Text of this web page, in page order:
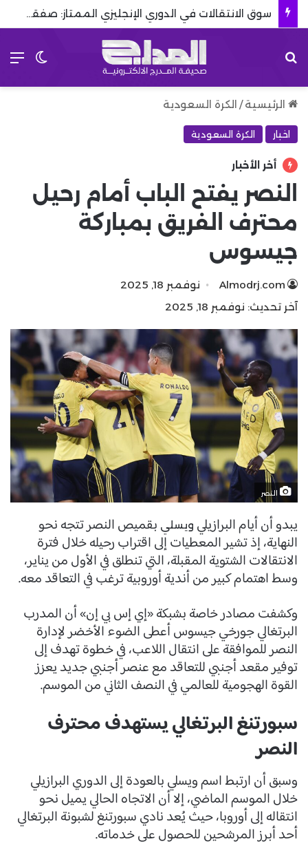
سوق الانتقالات في الدوري الإنجليزي الممتاز: صفقات صيف 2026
الرئيسية / الكرة السعودية
اخبار الكرة السعودية
أخر الأخبار
النصر يفتح الباب أمام رحيل
محترف الفريق بمباركة
جيسوس
Almodrj.com
نوفمبر 18, 2025
آخر تحديث: نوفمبر 18, 2025
النصر
يبدو أن أيام البرازيلي ويسلي بقميص النصر تتجه نحو
النهاية، إذ تشير المعطيات إلى اقتراب رحيله خلال فترة
الانتقالات الشتوية المقبلة، التي تنطلق في الأول من يناير،
وسط اهتمام كبير من أندية أوروبية ترغب في التعاقد معه.
وكشفت مصادر خاصة بشبكة «إي إس بي إن» أن المدرب
البرتغالي جورخي جيسوس أعطى الضوء الأخضر لإدارة
النصر للموافقة على انتقال اللاعب، في خطوة تهدف إلى
توفير مقعد أجنبي للتعاقد مع عنصر أجنبي جديد يعزز
القوة الهجومية للعالمي في النصف الثاني من الموسم.
سبورتنغ البرتغالي يستهدف محترف
النصر
وسبق أن ارتبط اسم ويسلي بالعودة إلى الدوري البرازيلي
خلال الموسم الماضي، إلا أن الاتجاه الحالي يميل نحو
انتقاله إلى أوروبا، حيث يُعد نادي سبورتنغ لشبونة البرتغالي
أحد أبرز المرشحين للحصول على خدماته.